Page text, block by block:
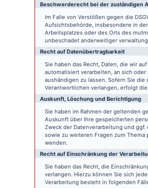
Beschwerde­recht bei der zuständigen
Im Falle von Verstößen gegen die
Aufsichtsbehörde, insbesondere in
Arbeitsplatzes oder des Orts des
unbeschadet anderweitiger
Recht auf Daten­übertrag­barkeit
Sie haben das Recht, Daten, die wir
automatisiert verarbeiten, an sich
aushändigen zu lassen. Sofern Sie
Verantwortlichen verlangen, erfolgt
Auskunft, Löschung und Berichtigung
Sie haben im Rahmen der geltenden
Auskunft über Ihre gespeicherten
Zweck der Datenverarbeitung und
sowie zu weiteren Fragen zum
wenden.
Recht auf Einschränkung der
Sie haben das Recht, die
verlangen. Hierzu können Sie sich
Verarbeitung besteht in folgenden